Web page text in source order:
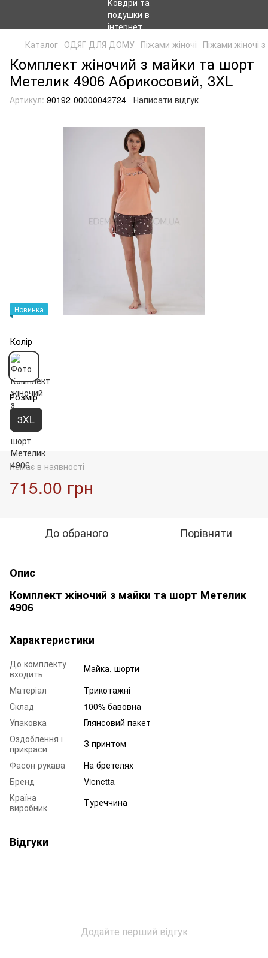
Каталог ОДЯГ ДЛЯ ДОМУ Піжами жіночі Піжами жіночі
Комплект жіночий з майки та шорт
Метелик 4906 Абрикосовий, 3XL
Артикул: 90192-00000042724 Написати відгук
Новинка
Колір
Розмір
3XL
Немає в наявності
715.00 грн
До обраного Порівняти
Опис
Комплект жіночий з майки та шорт Метелик
4906
Характеристики
До комплекту
входить
Майка, шорти
Матеріал
Трикотажні
Склад
100% бавовна
Упаковка
Глянсовий пакет
Оздоблення і
прикраси
З принтом
Фасон рукава
На бретелях
Бренд
Vienetta
Країна
виробник
Туреччина
Відгуки
Додайте перший відгук